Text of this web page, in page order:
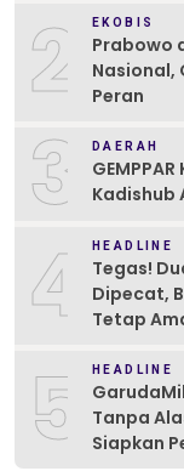
2 EKOBIS
Prabowo
Nasional,
Peran
3 DAERAH
Kadishub
4 HEADLINE
Tegas!
Dipecat,
Tetap
5 HEADLINE
Tanpa
Siapkan